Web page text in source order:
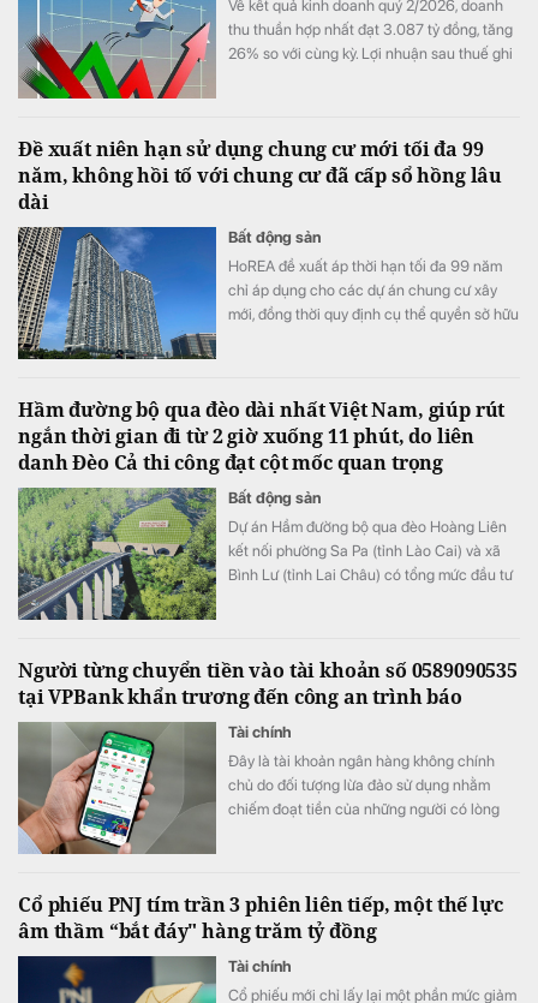
Về kết quả kinh doanh quý 2/2026, doanh
thu thuần hợp nhất đạt 3.087 tỷ đồng, tăng
26% so với cùng kỳ. Lợi nhuận sau thuế ghi
Đề xuất niên hạn sử dụng chung cư mới tối đa 99
năm, không hồi tố với chung cư đã cấp sổ hồng lâu
dài
Bất động sản
HoREA đề xuất áp thời hạn tối đa 99 năm
chỉ áp dụng cho các dự án chung cư xây
mới, đồng thời quy định cụ thể quyền sở hữu
Hầm đường bộ qua đèo dài nhất Việt Nam, giúp rút
ngắn thời gian đi từ 2 giờ xuống 11 phút, do liên
danh Đèo Cả thi công đạt cột mốc quan trọng
Bất động sản
​Dự án Hầm đường bộ qua đèo Hoàng Liên
kết nối phường Sa Pa (tỉnh Lào Cai) và xã
Bình Lư (tỉnh Lai Châu) có tổng mức đầu tư
Người từng chuyển tiền vào tài khoản số 0589090535
tại VPBank khẩn trương đến công an trình báo
Tài chính
Đây là tài khoản ngân hàng không chính
chủ do đối tượng lừa đảo sử dụng nhằm
chiếm đoạt tiền của những người có lòng
Cổ phiếu PNJ tím trần 3 phiên liên tiếp, một thế lực
âm thầm “bắt đáy" hàng trăm tỷ đồng
Tài chính
Cổ phiếu mới chỉ lấy lại một phần mức giảm